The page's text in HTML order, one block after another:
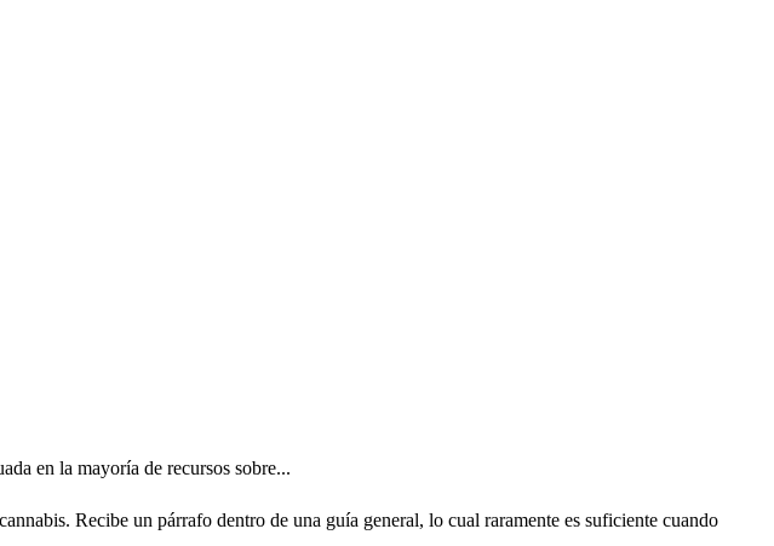
en la mayoría de recursos sobre...
Recibe un párrafo dentro de una guía general, lo cual raramente es suficiente cuando